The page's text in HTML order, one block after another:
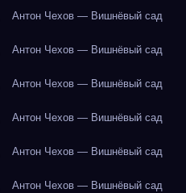
Антон Чехов — Вишнёвый сад
Антон Чехов — Вишнёвый сад
Антон Чехов — Вишнёвый сад
Антон Чехов — Вишнёвый сад
Антон Чехов — Вишнёвый сад
Антон Чехов — Вишнёвый сад